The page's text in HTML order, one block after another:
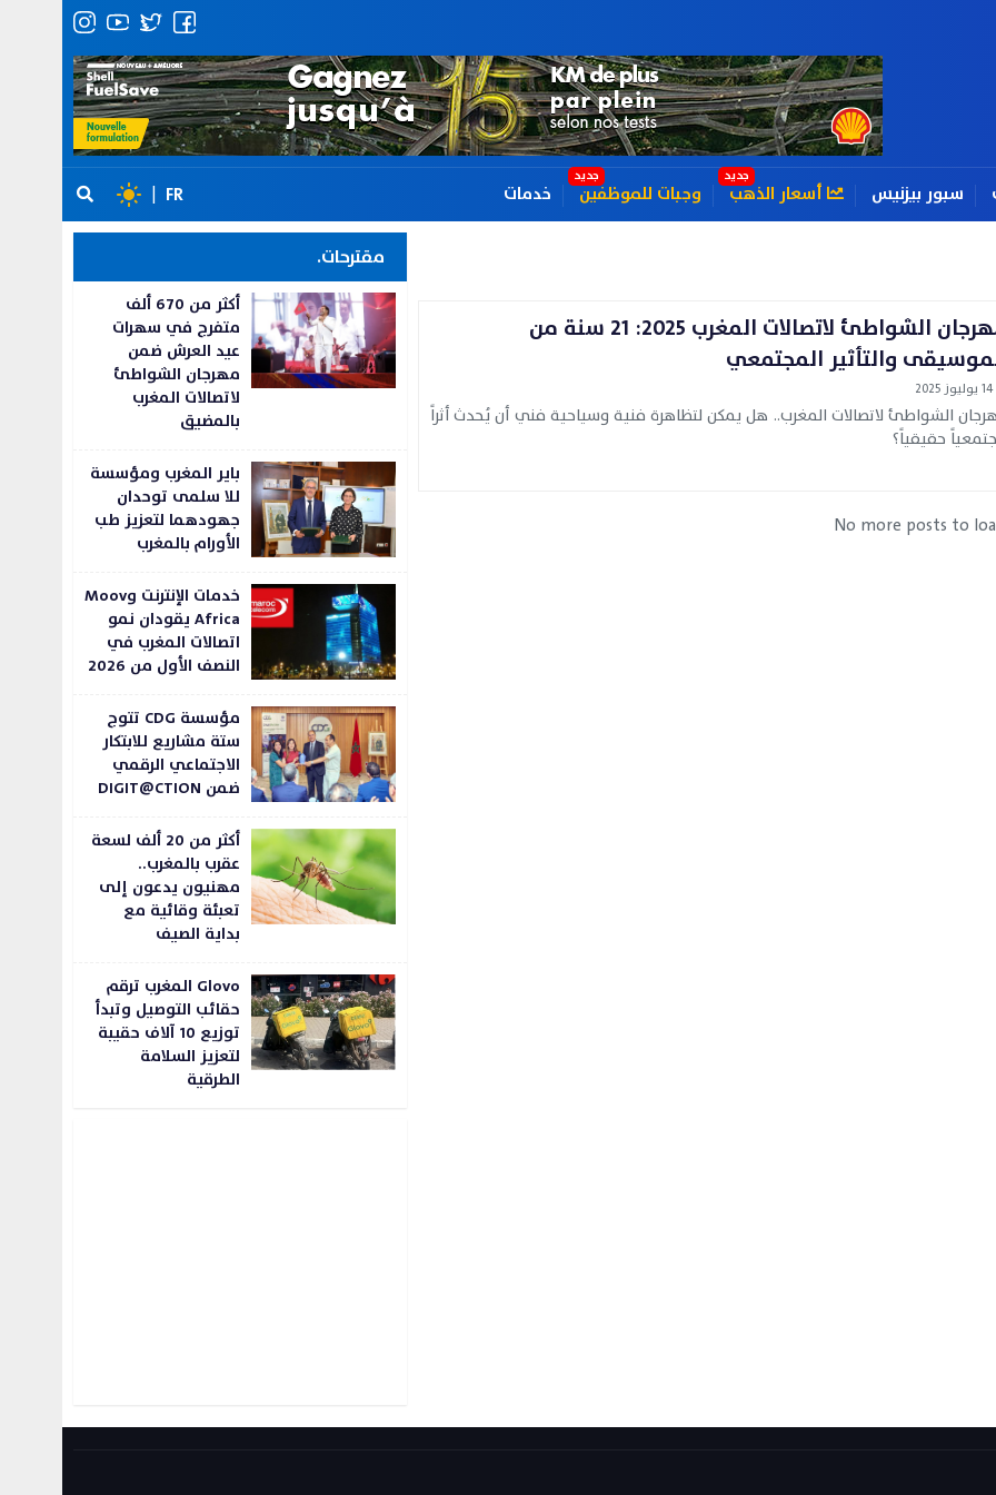
سبور بيزنيس أسعار الذهب وجبات للموظفين خدمات FR
|
مهرجان الشواطئ لاتصالات المغرب 2025: 21 سنة من
والتأثير المجتمعي
14 يوليوز 2025
الشواطئ لاتصالات المغرب.. هل يمكن لتظاهرة فنية وسياحية فني أن يُحدث أثراً
حقيقياً؟
No more posts to
مقترحات.
أكثر من 670 ألف
متفرج في سهرات
عيد العرش ضمن
مهرجان الشواطئ
لاتصالات المغرب
بالمضيق
باير المغرب ومؤسسة
للا سلمى توحدان
جهودهما لتعزيز طب
الأورام بالمغرب
خدمات الإنترنت وMoov
Africa يقودان نمو
اتصالات المغرب في
النصف الأول من 2026
مؤسسة CDG تتوج
ستة مشاريع للابتكار
الاجتماعي الرقمي
ضمن DIGIT@CTION
أكثر من 20 ألف لسعة
عقرب بالمغرب..
مهنيون يدعون إلى
تعبئة وقائية مع
بداية الصيف
Glovo المغرب ترقم
حقائب التوصيل وتبدأ
توزيع 10 آلاف حقيبة
لتعزيز السلامة
الطرقية